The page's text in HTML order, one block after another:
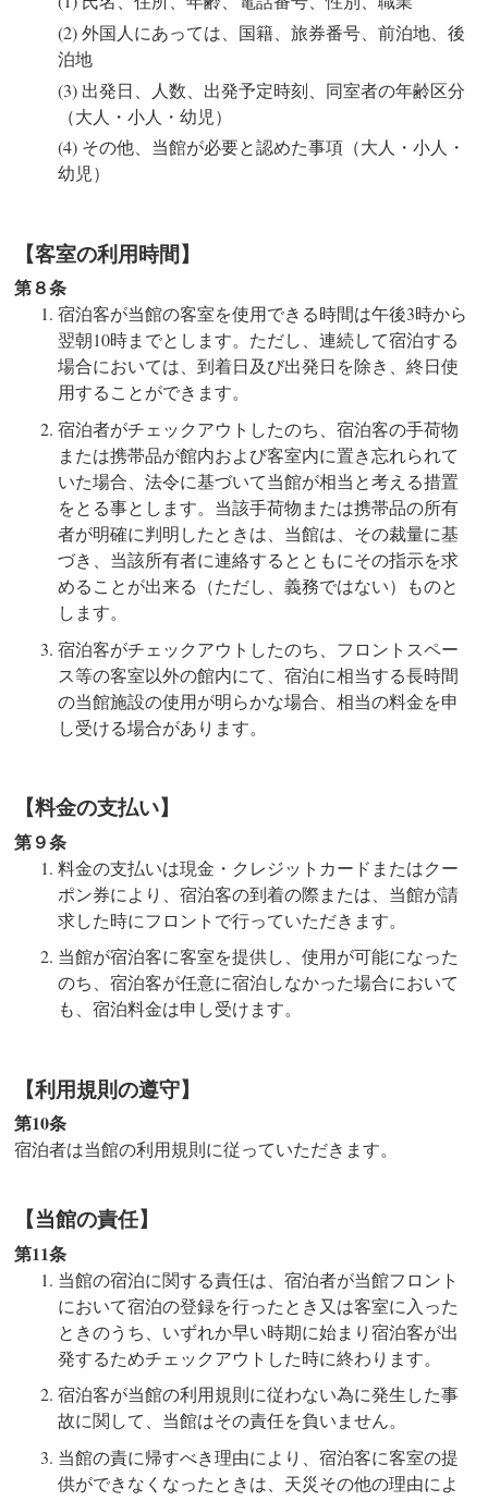
外国人にあっては、国籍、旅券番号、前泊地、後
泊地
出発日、人数、出発予定時刻、同室者の年齢区分
（大人・小人・幼児）
その他、当館が必要と認めた事項（大人・小人・
幼児）
【客室の利用時間】
第８条
宿泊客が当館の客室を使用できる時間は午後3時から
翌朝10時までとします。ただし、連続して宿泊する
場合においては、到着日及び出発日を除き、終日使
用することができます。
宿泊者がチェックアウトしたのち、宿泊客の手荷物
または携帯品が館内および客室内に置き忘れられて
いた場合、法令に基づいて当館が相当と考える措置
をとる事とします。当該手荷物または携帯品の所有
者が明確に判明したときは、当館は、その裁量に基
づき、当該所有者に連絡するとともにその指示を求
めることが出来る（ただし、義務ではない）ものと
します。
宿泊客がチェックアウトしたのち、フロントスペー
ス等の客室以外の館内にて、宿泊に相当する長時間
の当館施設の使用が明らかな場合、相当の料金を申
し受ける場合があります。
【料金の支払い】
第９条
料金の支払いは現金・クレジットカードまたはクー
ポン券により、宿泊客の到着の際または、当館が請
求した時にフロントで行っていただきます。
当館が宿泊客に客室を提供し、使用が可能になった
のち、宿泊客が任意に宿泊しなかった場合において
も、宿泊料金は申し受けます。
【利用規則の遵守】
第10条
宿泊者は当館の利用規則に従っていただきます。
【当館の責任】
第11条
当館の宿泊に関する責任は、宿泊者が当館フロント
において宿泊の登録を行ったとき又は客室に入った
ときのうち、いずれか早い時期に始まり宿泊客が出
発するためチェックアウトした時に終わります。
宿泊客が当館の利用規則に従わない為に発生した事
故に関して、当館はその責任を負いません。
当館の責に帰すべき理由により、宿泊客に客室の提
供ができなくなったときは、天災その他の理由によ